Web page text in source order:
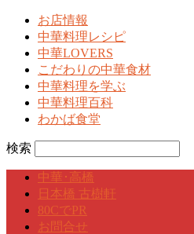
お店情報
中華料理レシピ
中華LOVERS
こだわりの中華食材
中華料理を学ぶ
中華料理百科
わかば食堂
検索
中華･高橋
日本橋 古樹軒
80CでPR
お問合せ